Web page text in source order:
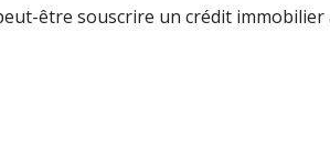
être souscrire un crédit immobilier